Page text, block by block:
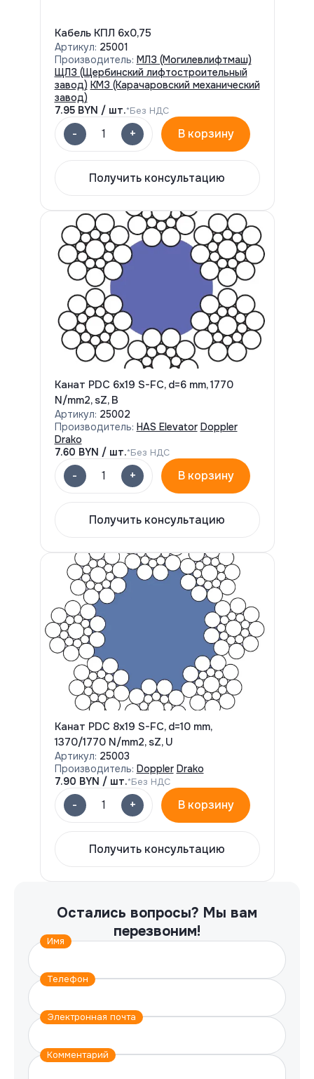
Кабель КПЛ 6х0,75
Артикул: 25001
Производитель: МЛЗ (Могилевлифтмаш)
ЩЛЗ (Щербинский лифтостроительный
завод) КМЗ (Карачаровский механический
завод)
7.95 BYN / шт.*Без НДС
- 1 + В корзину
Получить консультацию
Канат PDC 6x19 S-FC, d=6 mm, 1770
N/mm2, sZ, B
Артикул: 25002
Производитель: HAS Elevator Doppler
Drako
7.60 BYN / шт.*Без НДС
- 1 + В корзину
Получить консультацию
Канат PDC 8x19 S-FC, d=10 mm,
1370/1770 N/mm2, sZ, U
Артикул: 25003
Производитель: Doppler Drako
7.90 BYN / шт.*Без НДС
- 1 + В корзину
Получить консультацию
Остались вопросы? Мы вам
перезвоним!
Имя
Телефон
Электронная почта
Комментарий